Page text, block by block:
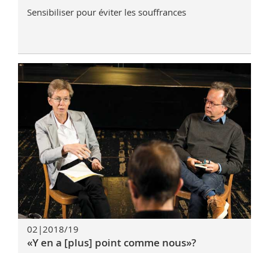
Sensibiliser pour éviter les souffrances
02|2018/19
«Y en a [plus] point comme nous»?